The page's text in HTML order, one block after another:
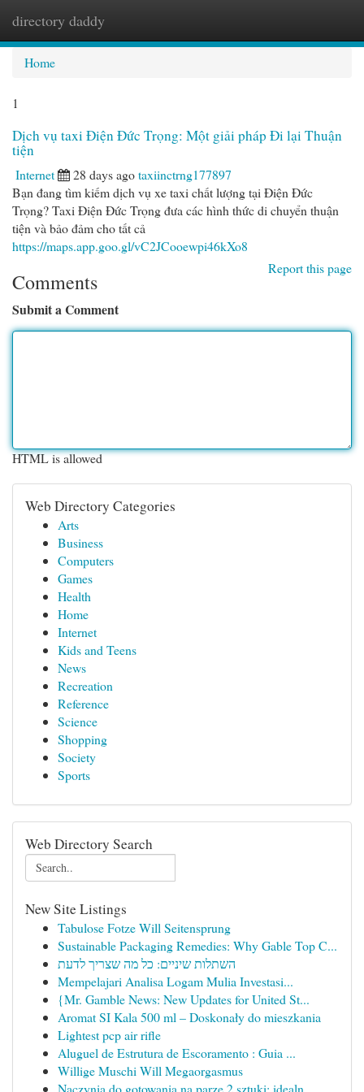
directory daddy
Home
1
Dịch vụ taxi Điện Đức Trọng: Một giải pháp Đi lại Thuận
tiện
Internet 28 days agotaxiinctrng177897
Bạn đang tìm kiếm dịch vụ xe taxi chất lượng tại Điện Đức
Trọng? Taxi Điện Đức Trọng đưa các hình thức di chuyển thuận
tiện và bảo đảm cho tất cả
https://maps.app.goo.gl/vC2JCooewpi46kXo8
Report this page
Comments
Submit a Comment
HTML is allowed
Web Directory Categories
Arts
Business
Computers
Games
Health
Home
Internet
Kids and Teens
News
Recreation
Reference
Science
Shopping
Society
Sports
Web Directory Search
New Site Listings
Tabulose Fotze Will Seitensprung
Sustainable Packaging Remedies: Why Gable Top C...
השתלות שיניים: כל מה שצריך לדעת
Mempelajari Analisa Logam Mulia Investasi...
{Mr. Gamble News: New Updates for United St...
Aromat SI Kala 500 ml – Doskonały do mieszkania
Lightest pcp air rifle
Aluguel de Estrutura de Escoramento : Guia ...
Willige Muschi Will Megaorgasmus
Naczynia do gotowania na parze 2 sztuki: idealn...